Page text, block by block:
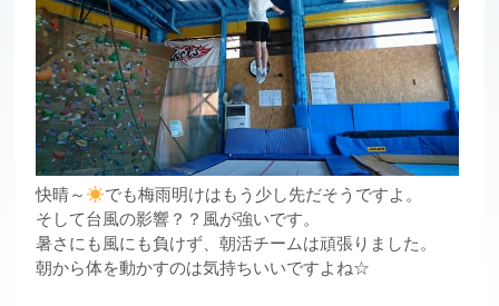
快晴～
でも梅雨明けはもう少し先だそうですよ。
そして台風の影響？？風が強いです。
暑さにも風にも負けず、朝活チームは頑張りました。
朝から体を動かすのは気持ちいいですよね☆